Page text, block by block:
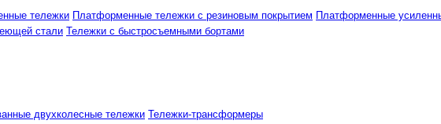
тележки Платформенные тележки с резиновым покрытием Платформенные
стали Тележки с быстросъемными бортами
двухколесные тележки Тележки-трансформеры